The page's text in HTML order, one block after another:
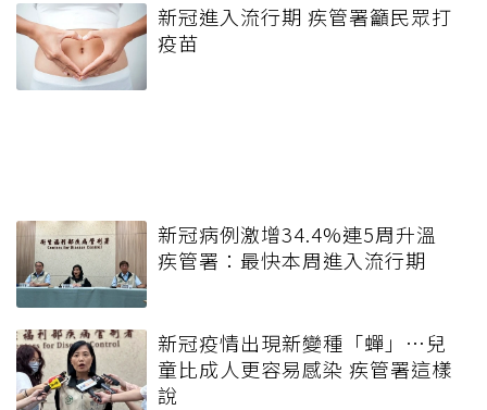
新冠進入流行期 疾管署籲民眾打
疫苗
新冠病例激增34.4%連5周升溫
疾管署：最快本周進入流行期
新冠疫情出現新變種「蟬」…兒
童比成人更容易感染 疾管署這樣
說